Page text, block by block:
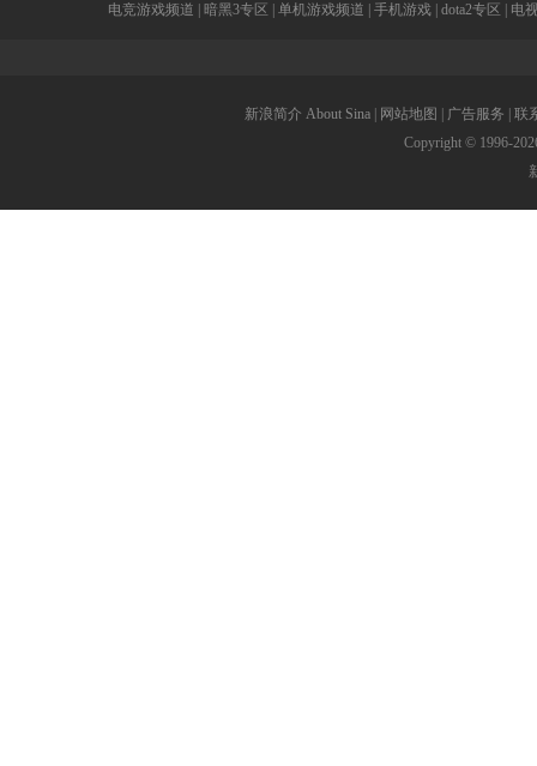
电竞游戏频道
暗黑3专区 单机游戏频道 手机游戏 dota2专区 电
新浪简介 About Sina 网站地图 广告服务
联
Copyright © 1996-